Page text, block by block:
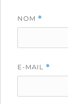
NOM *
E-MAIL *